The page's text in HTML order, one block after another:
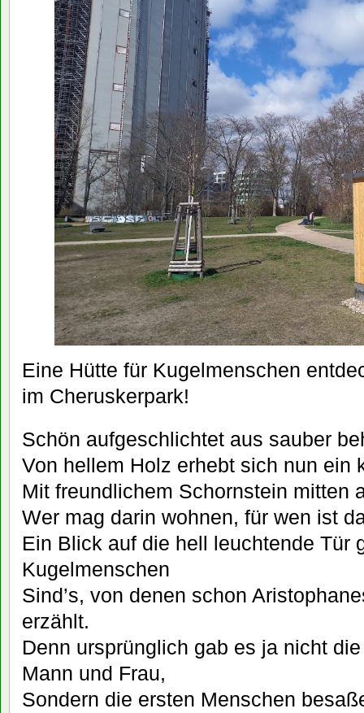
Eine Hütte für Kugelmenschen
im Cheruskerpark!
Schön aufgeschlichtet aus sauber
Von hellem Holz erhebt sich nun ein
Mit freundlichem Schornstein mitten
Wer mag darin wohnen, für wen ist
Ein Blick auf die hell leuchtende Tür
Kugelmenschen
Sind’s, von denen schon
erzählt.
Denn ursprünglich gab es ja nicht
Mann und Frau,
Sondern die ersten Menschen